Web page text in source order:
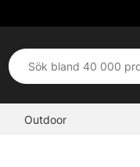
Outdoor